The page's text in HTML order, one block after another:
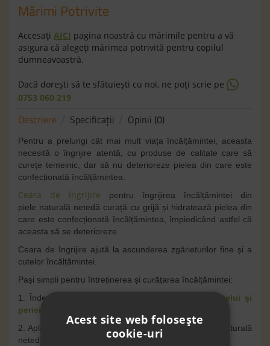
Mărimi Potrivite
Accesaţi AICI pagina noastră cu mărimile pentru a vă
asigura că alegeţi mărimea potrivită pentru copilul
dumneavoastră.
Dacă doreşti să te sfătuieşti cu noi, ne poţi scrie pe
0753 060 219
Descriere Specificaţii Opinii (0)
Pentru a prelungi cât mai mult viața încălțămintei, aceasta
necesită o îngrijire atentă, cu produse de calitate care să
curețe temeinic, dar să nu deterioreze pielea din care este
confecționată încălțămintea.
Ceara de îngrijire pentru îngrijirea încălțămintei din
piele naturală netedă curață cu grijăși hidratează pielea din
care este confecționată încălțămintea, împiedicând astfel că
aceasta să se deterioreze.
Ceara de îngrijire ajutăla ascunderea zgârieturilor fine și a
cutelor încălțămintei.
Pași simpli pentru întreținerea și curățarea încălțămintei:
1. Îndepărtează praful și murdăria cu ajutorul
buretelui şi
periei de curăţat
2. Aplica un strop de c
eara de îngrijire pentru piele naturală
netedă Kickers, apoi da-i lustru cu un material textil
Acest site web folosește
cookie-uri